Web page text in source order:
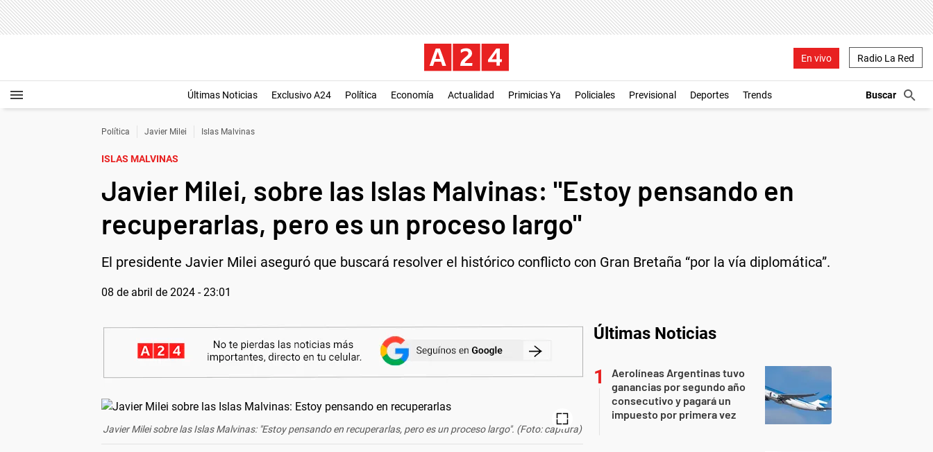
En vivo Radio La Red
Últimas Noticias Exclusivo A24 Política Economía Actualidad Primicias Ya Policiales Previsional Deportes Trends
Política Javier Milei Islas Malvinas
ISLAS MALVINAS
Javier Milei, sobre las Islas Malvinas: "Estoy pensando en
recuperarlas, pero es un proceso largo"
El presidente Javier Milei aseguró que buscará resolver el histórico conflicto con Gran Bretaña “por la vía diplomática”.
08 de abril de 2024 - 23:01
Javier Milei sobre las Islas Malvinas: "Estoy pensando en recuperarlas, pero es un proceso largo". (Foto: captura)
Últimas Noticias
Aerolíneas Argentinas tuvo
ganancias por segundo año
consecutivo y pagará un
impuesto por primera vez